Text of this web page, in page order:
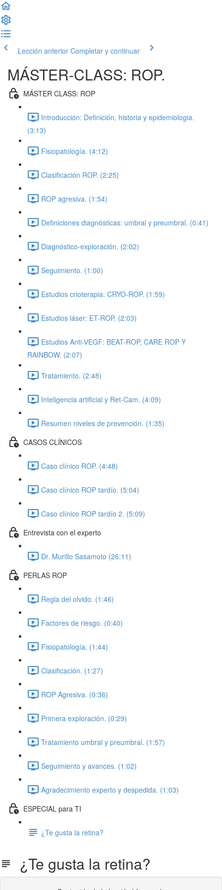
Lección anterior Completar y continuar
MÁSTER-CLASS: ROP.
MÁSTER CLASS: ROP
Introducción: Definición, historia y epidemiologia.
(3:13)
Fisiopatología. (4:12)
Clasificación ROP. (2:25)
ROP agresiva. (1:54)
Definiciones diagnósticas: umbral y preumbral. (0:41)
Diagnóstico-exploración. (2:02)
Seguimiento. (1:00)
Estudios crioterapia: CRYO-ROP. (1:59)
Estudios láser: ET-ROP. (2:03)
Estudios Anti-VEGF: BEAT-ROP, CARE ROP Y
RAINBOW. (2:07)
Tratamiento. (2:48)
Inteligencia artificial y Ret-Cam. (4:09)
Resumen niveles de prevención. (1:35)
CASOS CLÍNICOS
Caso clínico ROP. (4:48)
Caso clínico ROP tardío. (5:04)
Caso clínico ROP tardío 2. (5:09)
Entrevista con el experto
Dr. Murillo Sasamoto (26:11)
PERLAS ROP
Regla del olvido. (1:46)
Factores de riesgo. (0:40)
Fisiopatología. (1:44)
Clasificación. (1:27)
ROP Agresiva. (0:36)
Primera exploración. (0:29)
Tratamiento umbral y preumbral. (1:57)
Seguimiento y avances. (1:02)
Agradecimiento experto y despedida. (1:03)
ESPECIAL para TI
¿Te gusta la retina?
¿Te gusta la retina?